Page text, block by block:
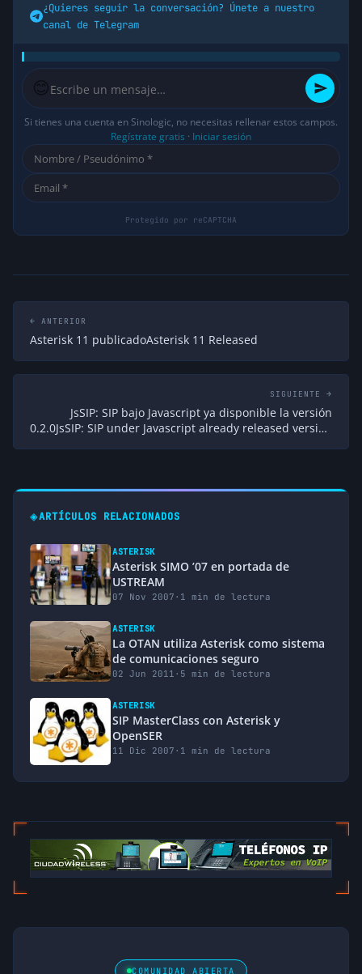
¿Quieres seguir la conversación? Únete a nuestro
canal de Telegram
😊
Si tienes una cuenta en Sinologic, no necesitas rellenar estos campos.
Regístrate gratis · Iniciar sesión
← ANTERIOR
Asterisk 11 publicadoAsterisk 11 Released
SIGUIENTE →
JsSIP: SIP bajo Javascript ya disponible la versión
0.2.0JsSIP: SIP under Javascript already released version
◈ARTÍCULOS RELACIONADOS
ASTERISK
Asterisk SIMO ’07 en portada de
USTREAM
07 Nov 2007 · 1 min de lectura
ASTERISK
La OTAN utiliza Asterisk como sistema
de comunicaciones seguro
02 Jun 2011 · 5 min de lectura
ASTERISK
SIP MasterClass con Asterisk y
OpenSER
11 Dic 2007 · 1 min de lectura
COMUNIDAD ABIERTA